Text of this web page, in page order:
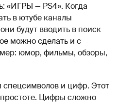
«ИГРЫ — PS4». Когда
в ютубе каналы
будут вводить в поиск
можно сделать и с
юмор, фильмы, обзоры,
спецсимволов и цифр. Этот
Цифры сложно